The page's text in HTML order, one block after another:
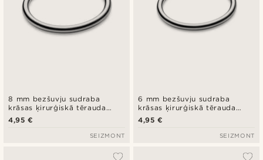
8 mm bezšuvju sudraba
krāsas ķirurģiskā tērauda
pīrsinga gredzens
4,95 €
SEIZMONT
6 mm bezšuvju sudraba
krāsas ķirurģiskā tērauda
pīrsinga gredzens
4,95 €
SEIZMONT